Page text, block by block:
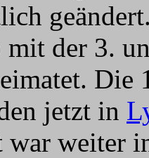
mit der 3.
Die
jetzt in
war weiter